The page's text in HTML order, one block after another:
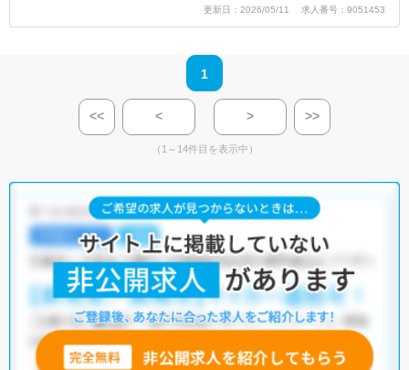
更新日：2026/05/11 求人番号：9051453
1
<< < > >>
（1～14件目を表示中）